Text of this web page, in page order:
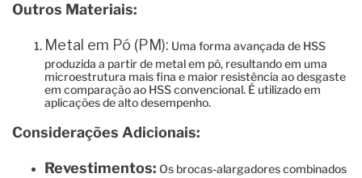
Outros Materiais:
Metal em Pó (PM): Uma forma avançada de HSS
produzida a partir de metal em pó, resultando em uma
microestrutura mais fina e maior resistência ao desgaste
em comparação ao HSS convencional. É utilizado em
aplicações de alto desempenho.
Considerações Adicionais:
Revestimentos: Os brocas-alargadores combinados